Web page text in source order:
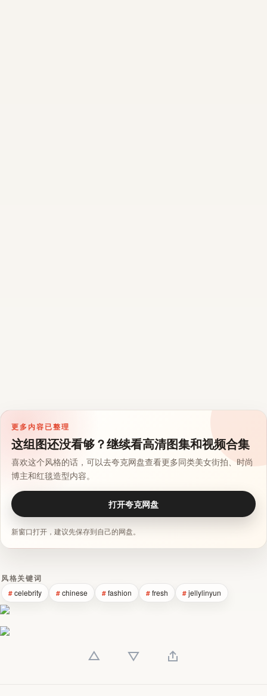
更多内容已整理
这组图还没看够？继续看高清图集和视频合集
喜欢这个风格的话，可以去夸克网盘查看更多同类美女街拍、时尚
博主和红毯造型内容。
打开夸克网盘
新窗口打开，建议先保存到自己的网盘。
风格关键词
celebrity chinese fashion fresh jellylinyun